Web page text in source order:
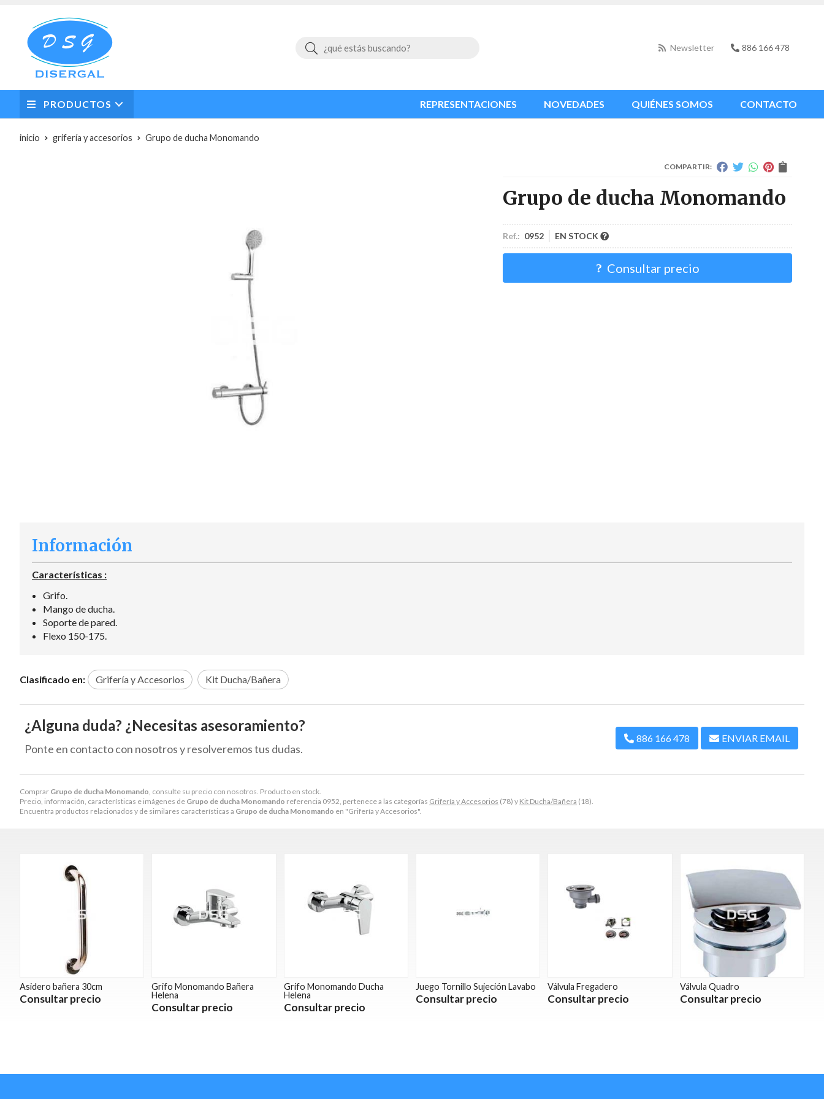
Buscar Newsletter 886 166 478
PRODUCTOS REPRESENTACIONES NOVEDADES QUIÉNES SOMOS CONTACTO
inicio grifería y accesorios Grupo de ducha Monomando
COMPARTIR:
Grupo de ducha Monomando
Ref.: 0952 EN STOCK
Consultar precio
Comprar Grupo de ducha Monomando, consulte su precio con nosotros. Producto en stock.
Precio, información, características e imágenes de Grupo de ducha Monomando referencia 0952, pertenece a las categorías Grifería y Accesorios (78) y Kit Ducha/Bañera (18).
Encuentra productos relacionados y de similares características a Grupo de ducha Monomando en "Grifería y Accesorios".
Información
Características :
Grifo.
Mango de ducha.
Soporte de pared.
Flexo 150-175.
Clasificado en: Grifería y Accesorios Kit Ducha/Bañera
¿Alguna duda? ¿Necesitas asesoramiento?
Ponte en contacto con nosotros y resolveremos tus dudas.
886 166 478 ENVIAR EMAIL
Asidero bañera 30cm
Consultar precio
Grifo Monomando Bañera
Helena
Consultar precio
Grifo Monomando Ducha
Helena
Consultar precio
Juego Tornillo Sujeción Lavabo
Consultar precio
Válvula Fregadero
Consultar precio
Válvula Quadro
Consultar precio